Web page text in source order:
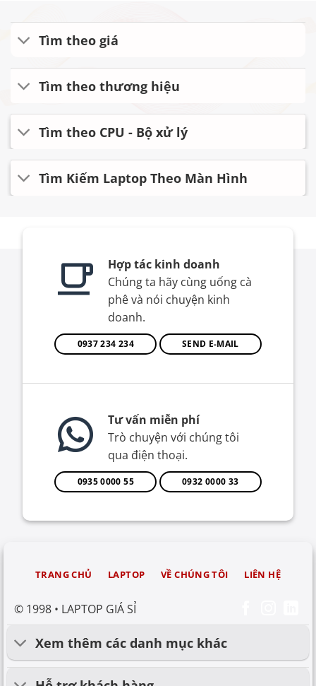
Tìm theo giá
Tìm theo thương hiệu
Tìm theo CPU - Bộ xử lý
Tìm Kiếm Laptop Theo Màn Hình
Hợp tác kinh doanh
Chúng ta hãy cùng uống cà
phê và nói chuyện kinh
doanh.
0937 234 234 SEND E-MAIL
Tư vấn miễn phí
Trò chuyện với chúng tôi
qua điện thoại.
0935 0000 55 0932 0000 33
© 1998 • LAPTOP GIÁ SỈ
TRANG CHỦ LAPTOP VỀ CHÚNG TÔI LIÊN HỆ
Xem thêm các danh mục khác